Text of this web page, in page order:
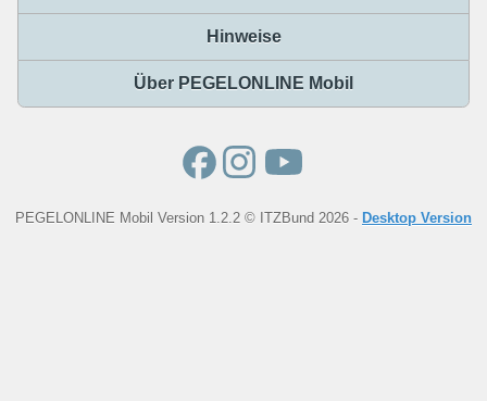
Hinweise
Über PEGELONLINE Mobil
PEGELONLINE Mobil Version 1.2.2 © ITZBund 2026 - Desktop Version